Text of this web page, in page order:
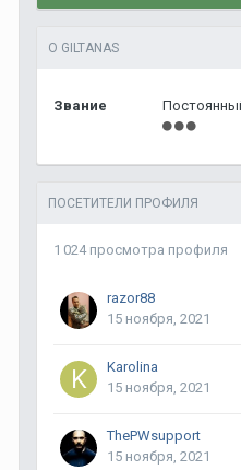
О GILTANAS
Звание
ПОСЕТИТЕЛИ ПРОФИЛЯ
1 024 просмотра профиля
razor88
15 ноября, 2021
Karolinа
15 ноября, 2021
ThePWsupport
15 ноября, 2021